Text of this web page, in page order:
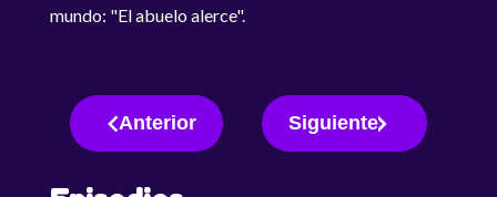
mundo: "El abuelo alerce".
Anterior Siguiente